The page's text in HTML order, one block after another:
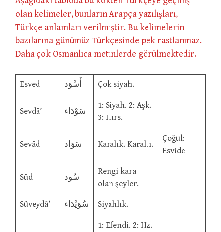
olan kelimeler, bunların Arapça yazılışları,
Türkçe anlamları verilmiştir. Bu kelimelerin
bazılarına günümüz Türkçesinde pek rastlanmaz.
Daha çok Osmanlıca metinlerde görülmektedir.
Esved أَسْوَد Çok siyah.
Sevdâ’ سَوْدَاء
1: Siyah. 2: Aşk.
3: Hırs.
Sevâd سَوَاد Karalık. Karaltı.
Çoğul:
Esvide
Sûd سُود
Rengi kara
olan şeyler.
Süveydâ’ سُوَيْدَاء Siyahlık.
1: Efendi. 2: Hz.